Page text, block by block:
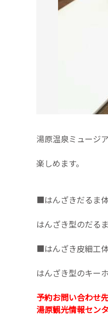
湯原温泉ミュージ
楽しめます。
■はんざきだるま
はんざき型のだる
■はんざき皮細工
はんざき型のキー
予約お問い合わせ
湯原観光情報セン